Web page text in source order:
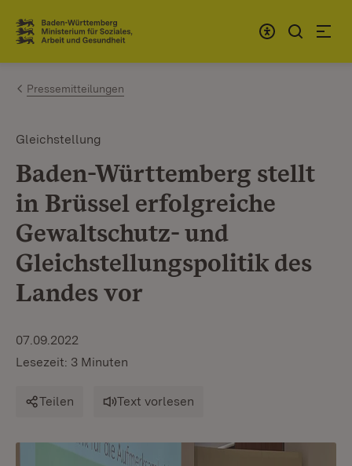
Zum Inhalt springen
Link zur Startseite
Pressemitteilungen
Gleichstellung
Baden-Württemberg stellt
in Brüssel erfolgreiche
Gewaltschutz- und
Gleichstellungspolitik des
Landes vor
07.09.2022
Lesezeit: 3 Minuten
Teilen Text vorlesen